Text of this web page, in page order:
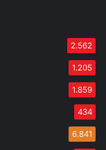
2.562
1.205
1.859
434
6.841